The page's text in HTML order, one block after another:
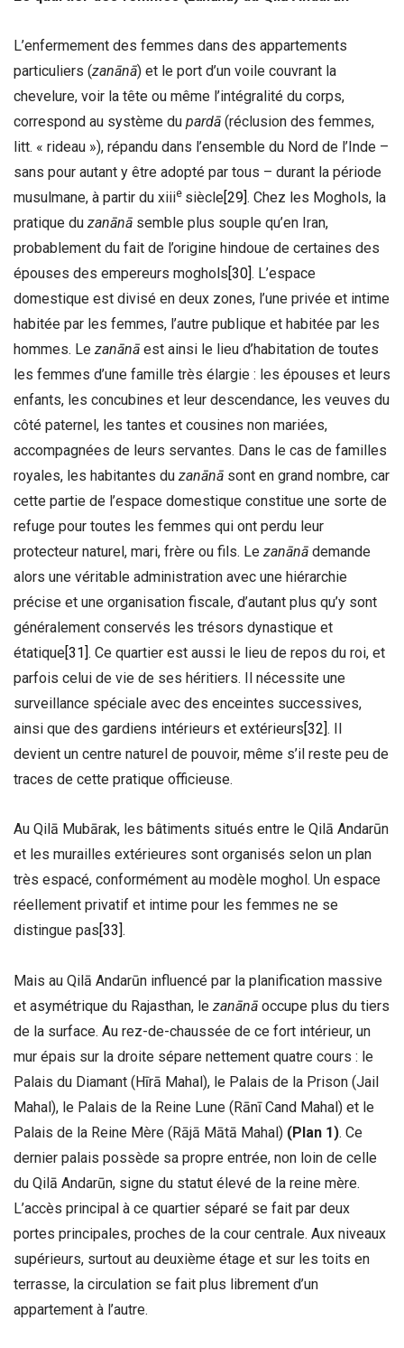
L’enfermement des femmes dans des appartements
particuliers (zanānā) et le port d’un voile couvrant la
chevelure, voir la tête ou même l’intégralité du corps,
correspond au système du pardā (réclusion des femmes,
litt. « rideau »), répandu dans l’ensemble du Nord de l’Inde –
sans pour autant y être adopté par tous – durant la période
musulmane, à partir du xiiie siècle [29] . Chez les Moghols, la
pratique du zanānā semble plus souple qu’en Iran,
probablement du fait de l’origine hindoue de certaines des
épouses des empereurs moghols [30] . L’espace
domestique est divisé en deux zones, l’une privée et intime
habitée par les femmes, l’autre publique et habitée par les
hommes. Le zanānā est ainsi le lieu d’habitation de toutes
les femmes d’une famille très élargie : les épouses et leurs
enfants, les concubines et leur descendance, les veuves du
côté paternel, les tantes et cousines non mariées,
accompagnées de leurs servantes. Dans le cas de familles
royales, les habitantes du zanānā sont en grand nombre, car
cette partie de l’espace domestique constitue une sorte de
refuge pour toutes les femmes qui ont perdu leur
protecteur naturel, mari, frère ou fils. Le zanānā demande
alors une véritable administration avec une hiérarchie
précise et une organisation fiscale, d’autant plus qu’y sont
généralement conservés les trésors dynastique et
étatique [31] . Ce quartier est aussi le lieu de repos du roi, et
parfois celui de vie de ses héritiers. Il nécessite une
surveillance spéciale avec des enceintes successives,
ainsi que des gardiens intérieurs et extérieurs [32] . Il
devient un centre naturel de pouvoir, même s’il reste peu de
traces de cette pratique officieuse.
Au Qilā Mubārak, les bâtiments situés entre le Qilā Andarūn
et les murailles extérieures sont organisés selon un plan
très espacé, conformément au modèle moghol. Un espace
réellement privatif et intime pour les femmes ne se
distingue pas [33] .
Mais au Qilā Andarūn influencé par la planification massive
et asymétrique du Rajasthan, le zanānā occupe plus du tiers
de la surface. Au rez-de-chaussée de ce fort intérieur, un
mur épais sur la droite sépare nettement quatre cours : le
Palais du Diamant (Hīrā Mahal), le Palais de la Prison (Jail
Mahal), le Palais de la Reine Lune (Rānī Cand Mahal) et le
Palais de la Reine Mère (Rājā Mātā Mahal) (Plan 1). Ce
dernier palais possède sa propre entrée, non loin de celle
du Qilā Andarūn, signe du statut élevé de la reine mère.
L’accès principal à ce quartier séparé se fait par deux
portes principales, proches de la cour centrale. Aux niveaux
supérieurs, surtout au deuxième étage et sur les toits en
terrasse, la circulation se fait plus librement d’un
appartement à l’autre.